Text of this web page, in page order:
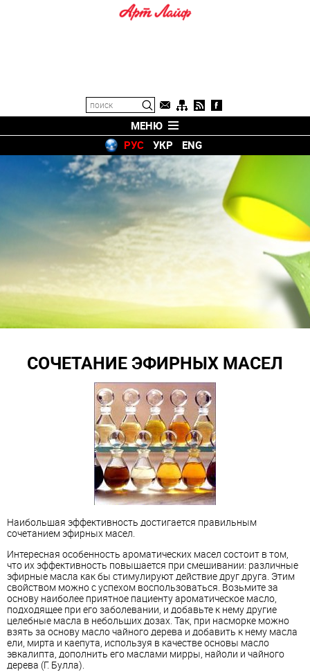
МЕНЮ
РУС
УКР ENG
СОЧЕТАНИЕ ЭФИРНЫХ МАСЕЛ
Наибольшая эффективность достигается правильным
сочетанием эфирных масел.
Интересная особенность ароматических масел состоит в том,
что их эффективность повышается при смешивании: различные
эфирные масла как бы стимулируют действие друг друга. Этим
свойством можно с успехом воспользоваться. Возьмите за
основу наиболее приятное пациенту ароматическое масло,
подходящее при его заболевании, и добавьте к нему другие
целебные масла в небольших дозах. Так, при насморке можно
взять за основу масло чайного дерева и добавить к нему масла
ели, мирта и каепута, используя в качестве основы масло
эвкалипта, дополнить его маслами мирры, найоли и чайного
дерева (Г. Булла).